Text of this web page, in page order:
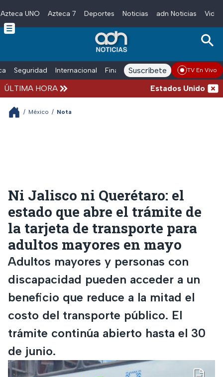
Skip to main content
Azteca UNO Azteca 7 Deportes Noticias adn Noticias
Seguridad Internacional Finanzas adn Noticias Radio
Suscríbete TV En Vivo
ÚLTIMA HORA Estados Unidos
/ México / Nota
Ni Jalisco ni Querétaro: el
estado que abre el trámite de
la tarjeta de transporte para
adultos mayores en mayo
Adultos mayores y personas con
discapacidad pueden acceder a un
beneficio que reduce a la mitad el
costo del transporte público. El
trámite continúa abierto hasta el 30
de junio.